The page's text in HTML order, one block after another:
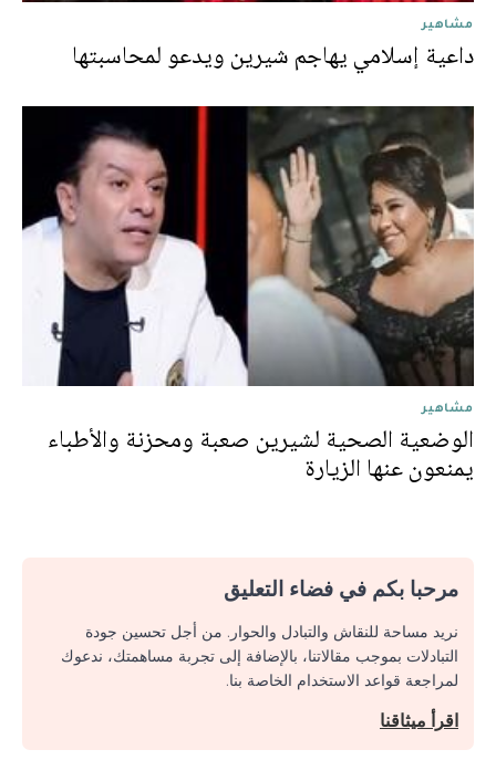
مشاهير
داعية إسلامي يهاجم شيرين ويدعو لمحاسبتها
مشاهير
الوضعية الصحية لشيرين صعبة ومحزنة والأطباء
يمنعون عنها الزيارة
مرحبا بكم في فضاء التعليق
نريد مساحة للنقاش والتبادل والحوار. من أجل تحسين جودة
التبادلات بموجب مقالاتنا، بالإضافة إلى تجربة مساهمتك، ندعوك
لمراجعة قواعد الاستخدام الخاصة بنا.
اقرأ ميثاقنا